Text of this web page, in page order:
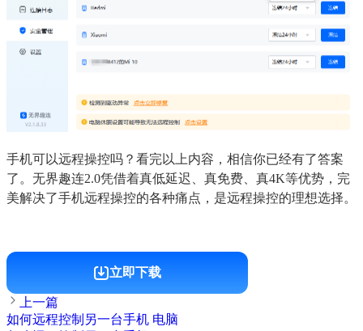
手机可以远程操控吗？看完以上内容，相信你已经有了答案
了。无界趣连2.0凭借着真低延迟、真免费、真4K等优势，完
美解决了手机远程操控的各种痛点，是远程操控的理想选择。
立即下载
上一篇
如何远程控制另一台手机 电脑